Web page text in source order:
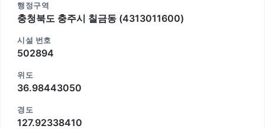
행정구역
충청북도 충주시 칠금동 (4313011600)
시설 번호
502894
위도
36.98443050
경도
127.92338410